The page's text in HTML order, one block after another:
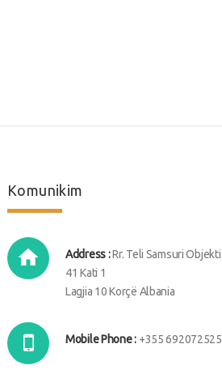
Komunikim
Address :Rr. Teli Samsuri Objekti
41 Kati 1
Lagjia 10 Korçë Albania
Mobile Phone : +355 692072525